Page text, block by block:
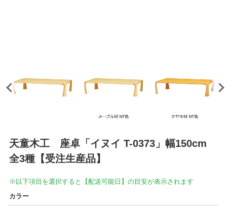
天童木工 座卓「イヌイ T-0373」幅150cm
全3種【受注生産品】
※以下項目を選択すると【配送可能日】の目安が表示されます
カラー